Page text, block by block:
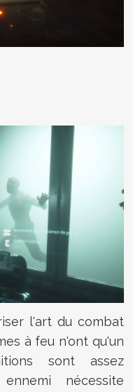
l'art du combat
à feu n'ont qu'un
sont assez
nécessite